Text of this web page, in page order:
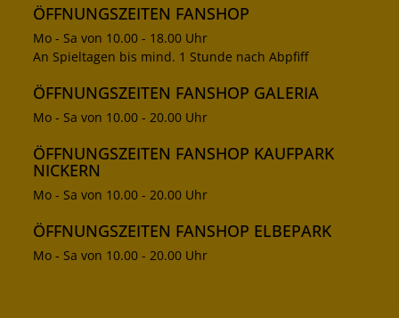
ÖFFNUNGSZEITEN FANSHOP
Mo - Sa von 10.00 - 18.00 Uhr
An Spieltagen bis mind. 1 Stunde nach Abpfiff
ÖFFNUNGSZEITEN FANSHOP GALERIA
Mo - Sa von 10.00 - 20.00 Uhr
ÖFFNUNGSZEITEN FANSHOP KAUFPARK
NICKERN
Mo - Sa von 10.00 - 20.00 Uhr
ÖFFNUNGSZEITEN FANSHOP ELBEPARK
Mo - Sa von 10.00 - 20.00 Uhr